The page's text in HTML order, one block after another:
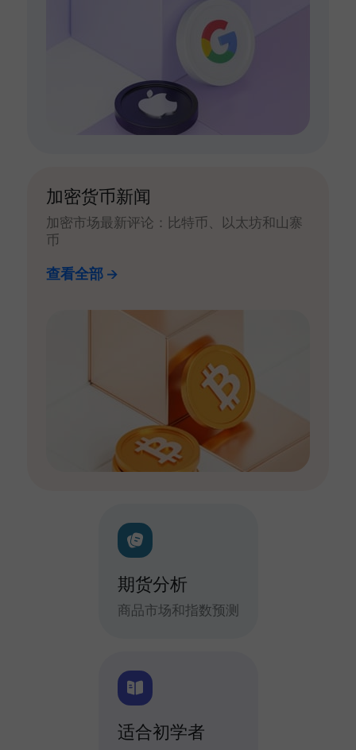
加密货币新闻
加密市场最新评论：比特币、以太坊和山寨
币
查看全部
期货分析
商品市场和指数预测
适合初学者